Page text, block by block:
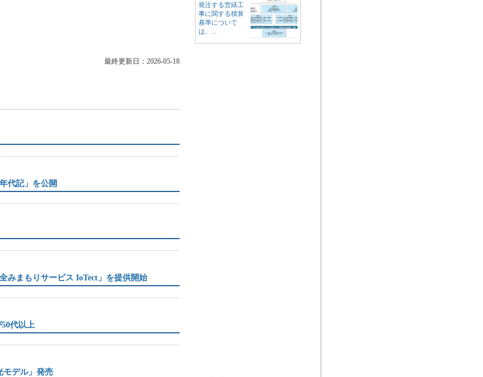
最終更新日：2026-05-18
代記」を公開
みまもりサービス IoTect」を提供開始
代以上
モデル」発売
発注する営繕工
事に関する積算
基準について
は、...